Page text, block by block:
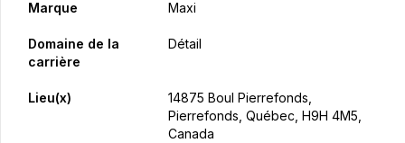
Marque Maxi
Domaine de la
carrière
Détail
Lieu(x)
14875 Boul Pierrefonds,
Pierrefonds, Québec, H9H 4M5,
Canada